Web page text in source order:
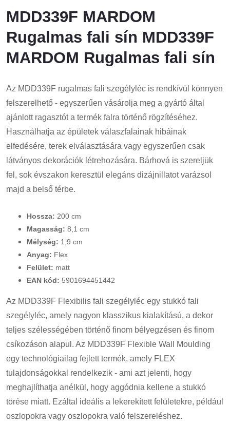
MDD339F MARDOM
Rugalmas fali sín MDD339F
MARDOM Rugalmas fali sín
Az MDD339F rugalmas fali szegélyléc is rendkívül könnyen
felszerelhető - egyszerűen vásárolja meg a gyártó által
ajánlott ragasztót a termék falra történő rögzítéséhez.
Használhatja az épületek válaszfalainak hibáinak
elfedésére, terek elválasztására vagy egyszerűen csak
látványos dekorációk létrehozására. Bárhová is szereljük
fel, sok évszakon keresztül elegáns dizájnillatot varázsol
majd a belső térbe.
Hossza: 200 cm
Magasság: 8,1 cm
Mélység: 1,9 cm
Anyag: Flex
Felület: matt
EAN kód: 5901694451442
Az MDD339F Flexibilis fali szegélyléc egy stukkó fali
szegélyléc, amely nagyon klasszikus kialakítású, a dekor
teljes szélességében történő finom bélyegzésen és finom
csíkozáson alapul. Az MDD339F Flexible Wall Moulding
egy technológiailag fejlett termék, amely FLEX
tulajdonságokkal rendelkezik - ami azt jelenti, hogy
meghajlíthatja anélkül, hogy aggódnia kellene a stukkó
törése miatt. Ezáltal ideális a lekerekített felületekre, például
oszlopokra vagy oszlopokra való felszereléshez.